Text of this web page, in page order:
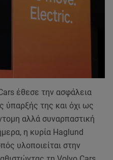
έθεσε την ασφάλεια
της και όχι ως
αλλά συναρπαστική
η κυρία Haglund
υλοποιείται στην